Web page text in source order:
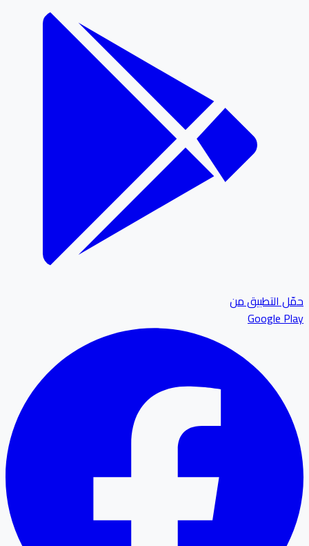
التطبيق من
Google